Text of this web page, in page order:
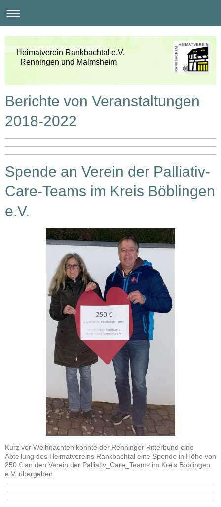
Heimatverein Rankbachtal e.V.
Renningen und Malmsheim
Berichte von Veranstaltungen
2018-2022
Spende an Verein der Palliativ-
Care-Teams im Kreis Böblingen
e.V.
Kurz vor Weihnachten konnte der Renninger Ritterbund eine
Abteilung des Heimatvereins Rankbachtal eine Spende in Höhe von
250 € an den Verein der Palliativ_Care_Teams im Kreis Böblingen
e.V. übergeben.